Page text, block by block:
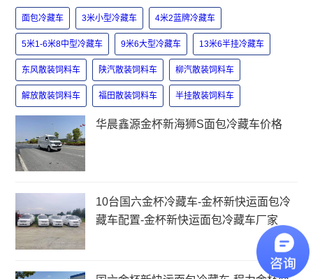
面包冷藏车 3米小型冷藏车 4米2蓝牌冷藏车
5米1-6米8中型冷藏车 9米6大型冷藏车 13米6半挂冷藏车
东风散装饲料车 陕汽散装饲料车 柳汽散装饲料车
解放散装饲料车 福田散装饲料车 半挂散装饲料车
华晨鑫源金杯新海狮S面包冷藏车价格
10台国六金杯冷藏车-金杯新快运面包冷
藏车配置-金杯新快运面包冷藏车厂家